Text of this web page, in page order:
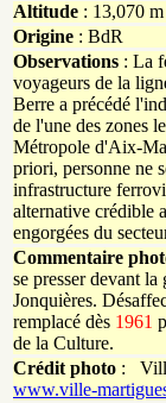
Altitude : 13,070 m
Origine : BdR
Observations : La
voyageurs de la
Berre a précédé
de l'une des zones
Métropole d'Aix-
priori, personne ne
infrastructure
alternative crédible
engorgées du
Commentaire
se presser devant la
Jonquières.
remplacé dès 1961
de la Culture.
Crédit photo :
www.ville-